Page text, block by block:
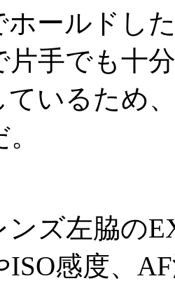
ホールドし
片手でも十
ているため
ズ左脇の
感度、